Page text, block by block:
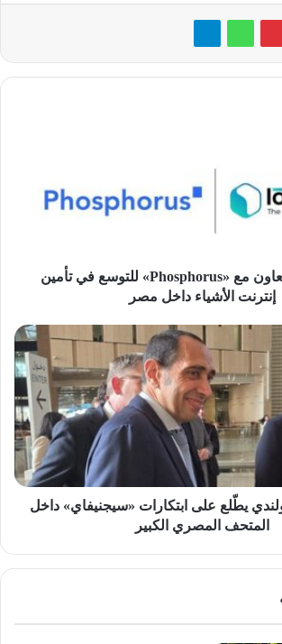
«IoT Misr» تتعاون مع «Phosphorus» للتوسع في تأمين
إنترنت الأشياء داخل مصر
يطّلع على ابتكارات «سيجنيفاي» داخل
المتحف المصري الكبير